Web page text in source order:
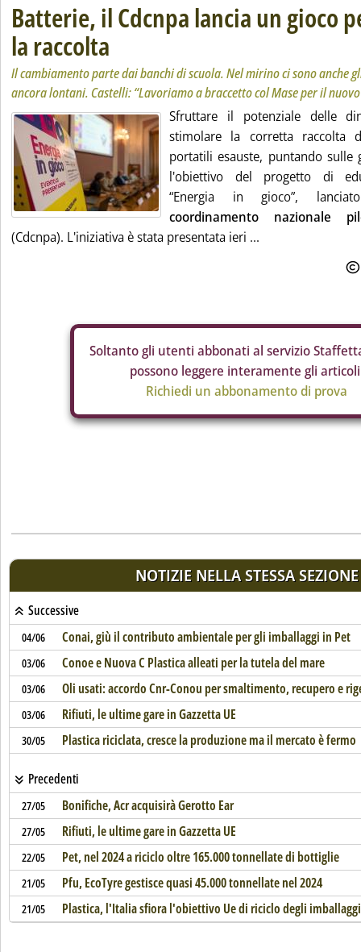
Batterie, il Cdcnpa lancia un gioco
la raccolta
Il cambiamento parte dai banchi di scuola. Nel mirino ci sono anche
ancora lontani. Castelli: “Lavoriamo a braccetto col Mase per il
Sfruttare il potenziale delle
stimolare la corretta raccolta
portatili esauste, puntando sulle
l'obiettivo del progetto di
“Energia in gioco”,
coordinamento nazionale
(Cdcnpa). L'iniziativa è stata presentata ieri ...
Soltanto gli utenti abbonati al servizio
possono leggere interamente gli
Richiedi un abbonamento di prova
NOTIZIE NELLA STESSA SEZIONE
Successive
04/06 Conai, giù il contributo ambientale per gli imballaggi in Pet
03/06 Conoe e Nuova C Plastica alleati per la tutela del mare
03/06 Oli usati: accordo Cnr-Conou per smaltimento, recupero e
03/06 Rifiuti, le ultime gare in Gazzetta UE
30/05 Plastica riciclata, cresce la produzione ma il mercato è fermo
Precedenti
27/05 Bonifiche, Acr acquisirà Gerotto Ear
27/05 Rifiuti, le ultime gare in Gazzetta UE
22/05 Pet, nel 2024 a riciclo oltre 165.000 tonnellate di bottiglie
21/05 Pfu, EcoTyre gestisce quasi 45.000 tonnellate nel 2024
21/05 Plastica, l'Italia sfiora l'obiettivo Ue di riciclo degli imballaggi